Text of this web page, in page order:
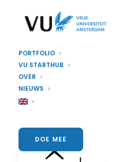
PORTFOLIO
VU STARTHUB
OVER
NIEUWS
DOE MEE